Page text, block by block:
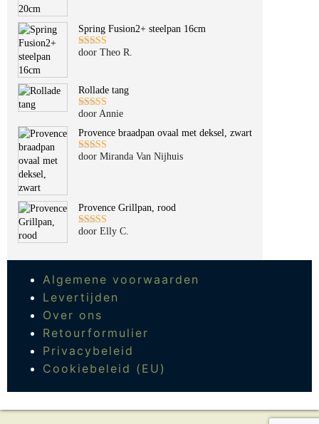
Spring Fusion2+ steelpan 16cm
Gewaardeerd
door Theo R.
Rollade tang
Gewaardeerd
door Annie
Provence braadpan ovaal met deksel, zwart
Gewaardeerd
door Miranda Van Nijhuis
Provence Grillpan, rood
Gewaardeerd
door Elly C.
Algemene voorwaarden
Levertijden
Over ons
Retourformulier
Privacybeleid
Cookiebeleid (EU)